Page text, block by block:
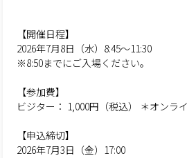
【開催日程】
2026年7月8日（水）8:45～11:30
※8:50までにご入場ください。
【参加費】
ビジター： 1,000円（税込） ＊オンラ
【申込締切】
2026年7月3日（金）17:00